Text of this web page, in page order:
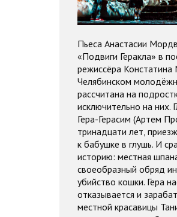
Пьеса Анастасии
«Подвиги Геракла» в
режиссёра Констатина
Челябинском
рассчитана на
исключительно на них.
Гера-Герасим (Артем
тринадцати лет,
к бабушке в глушь. И
историю: местная
своеобразный обряд
убийство кошки. Гера
отказывается и
местной красавицы